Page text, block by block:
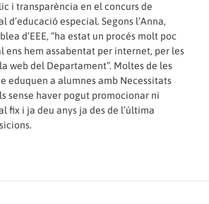
i transparència en el concurs de
d’educació especial. Segons l’Anna,
d’EEE, “ha estat un procés molt poc
ens hem assabentat per internet, per les
web del Departament”. Moltes de les
eduquen a alumnes amb Necessitats
sense haver pogut promocionar ni
fix i ja deu anys ja des de l’última